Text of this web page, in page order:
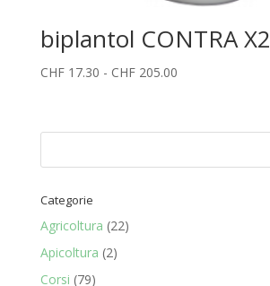
biplantol CONTRA X2
CHF17.30 - CHF205.00Fascia
da
Categorie
Agricoltura (22)
Apicoltura (2)
Corsi (79)